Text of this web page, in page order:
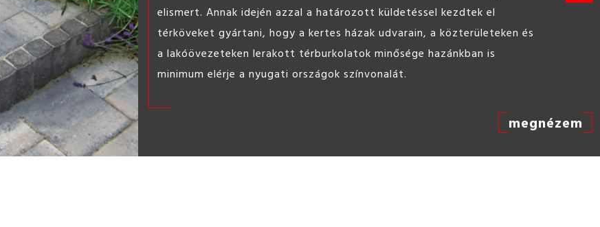
elismert. Annak idején azzal a határozott küldetéssel kezdtek el
térköveket gyártani, hogy a kertes házak udvarain, a közterületeken és
a lakóövezeteken lerakott térburkolatok minősége hazánkban is
minimum elérje a nyugati országok színvonalát.
megnézem